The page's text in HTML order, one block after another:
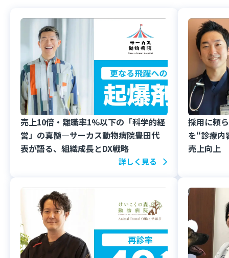
売上10倍・離職率1%以下の「科学的経
営」の真髄—サーカス動物病院豊田代
表が語る、組織成長とDX戦略
詳しく見る
採用に頼
を“診療内
売上向上